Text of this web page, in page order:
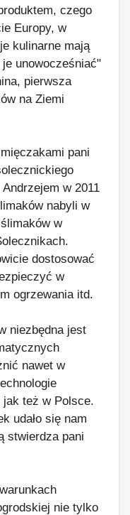
czego
Europy, w
kulinarne mają
unowocześniać"
pierwsza
na Ziemi
pani
w 2011
nabyli w
w
dostosować
w
ogrzewania itd.
niezbędna jest
nawet w
też w Polsce.
udało się nam
stwierdza pani
nie tylko